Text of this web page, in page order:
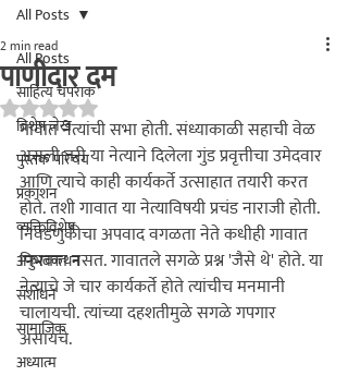
२००२ पासून...
All Posts
साहित्य चपराक
विशेष लेख
पुस्तक परिचय
प्रकाशन
व्यक्तिविशेष
अनुभवकथन
संशोधन
सामाजिक
अध्यात्म
All Posts
पाणीदार दम
2 min read
Rated NaN out of 5 stars.
गावात नेत्यांची सभा होती. संध्याकाळी सहाची वेळ
असली तरी या नेत्याने दिलेला गुंड प्रवृत्तीचा उमेदवार
आणि त्याचे काही कार्यकर्ते उत्साहात तयारी करत
होते. तशी गावात या नेत्याविषयी प्रचंड नाराजी होती.
निवडणुकीचा अपवाद वगळता नेते कधीही गावात
फिरकत नसत. गावातले सगळे प्रश्न 'जैसे थे' होते. या
नेत्याचे जे चार कार्यकर्ते होते त्यांचीच मनमानी
चालायची. त्यांच्या दहशतीमुळे सगळे गपगार
असायचे.